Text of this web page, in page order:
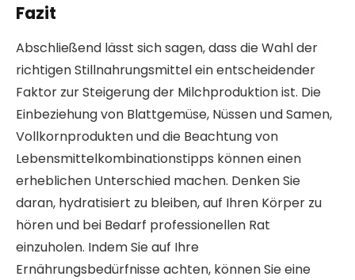
Fazit
Abschließend lässt sich sagen, dass die Wahl der
richtigen Stillnahrungsmittel ein entscheidender
Faktor zur Steigerung der Milchproduktion ist. Die
Einbeziehung von Blattgemüse, Nüssen und Samen,
Vollkornprodukten und die Beachtung von
Lebensmittelkombinationstipps können einen
erheblichen Unterschied machen. Denken Sie
daran, hydratisiert zu bleiben, auf Ihren Körper zu
hören und bei Bedarf professionellen Rat
einzuholen. Indem Sie auf Ihre
Ernährungsbedürfnisse achten, können Sie eine